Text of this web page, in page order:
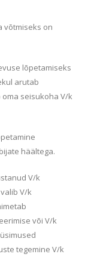
võtmiseks on
lõpetamiseks
arutab
seisukoha V/k
häältega.
V/k
V/k
või V/k
tegemine V/k